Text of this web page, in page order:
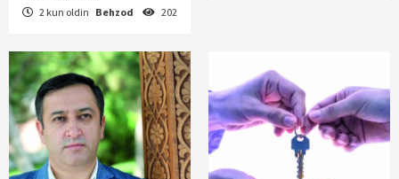
2 kun oldin Behzod 202